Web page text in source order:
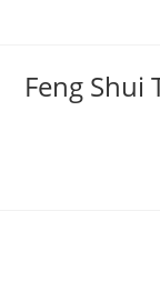
conteúdo
Feng Shui